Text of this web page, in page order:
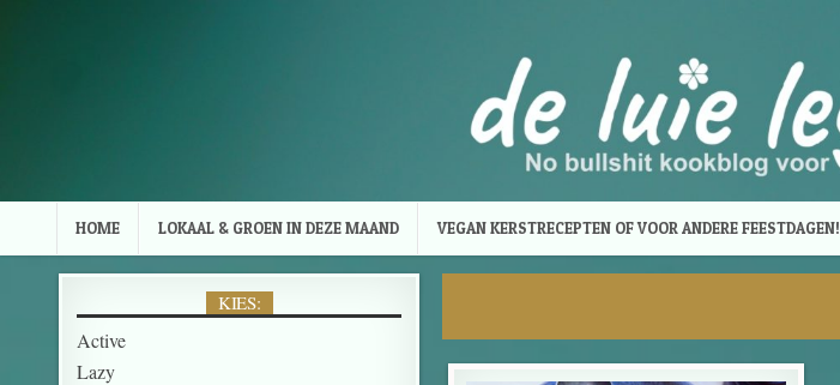
HOME LOKAAL & GROEN IN DEZE MAAND VEGAN KERSTRECEPTEN OF VOOR ANDERE FEESTDAGEN!
KIES:
Active
Lazy